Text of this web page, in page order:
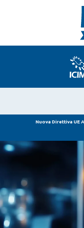
Nuova Direttiva UE